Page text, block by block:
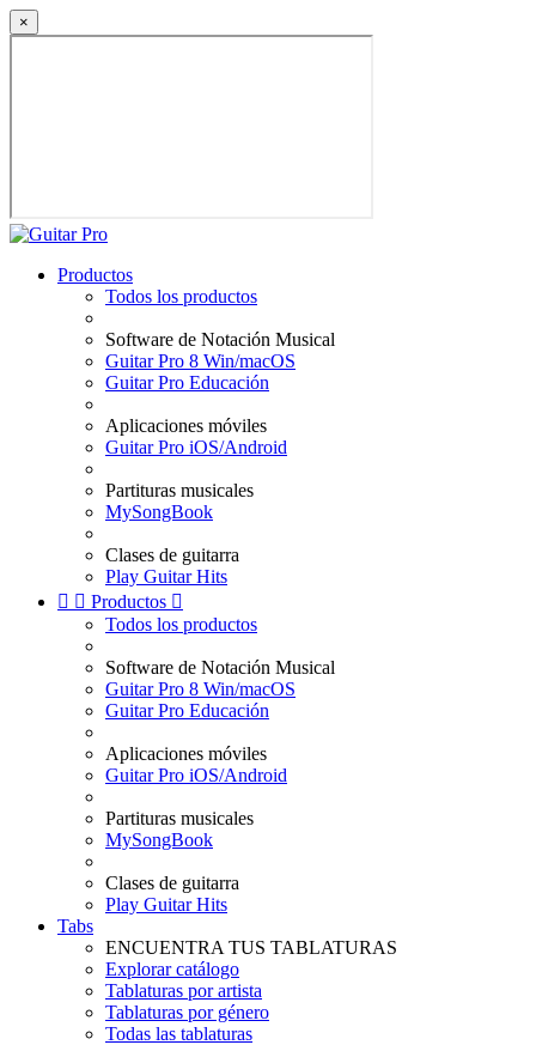
×
Productos
Todos los productos
Software de Notación Musical
Guitar Pro 8 Win/macOS
Guitar Pro Educación
Aplicaciones móviles
Guitar Pro iOS/Android
Partituras musicales
MySongBook
Clases de guitarra
Play Guitar Hits
  Productos 
Todos los productos
Software de Notación Musical
Guitar Pro 8 Win/macOS
Guitar Pro Educación
Aplicaciones móviles
Guitar Pro iOS/Android
Partituras musicales
MySongBook
Clases de guitarra
Play Guitar Hits
Tabs
ENCUENTRA TUS TABLATURAS
Explorar catálogo
Tablaturas por artista
Tablaturas por género
Todas las tablaturas